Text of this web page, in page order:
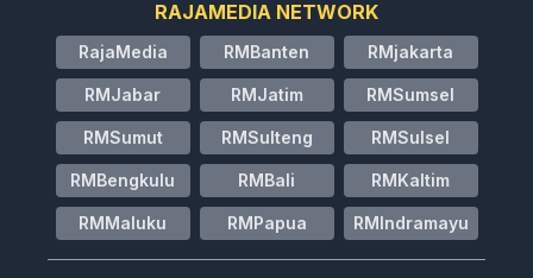
RAJAMEDIA NETWORK
RajaMedia RMBanten RMjakarta
RMJabar RMJatim RMSumsel
RMSumut RMSulteng RMSulsel
RMBengkulu RMBali RMKaltim
RMMaluku RMPapua RMIndramayu